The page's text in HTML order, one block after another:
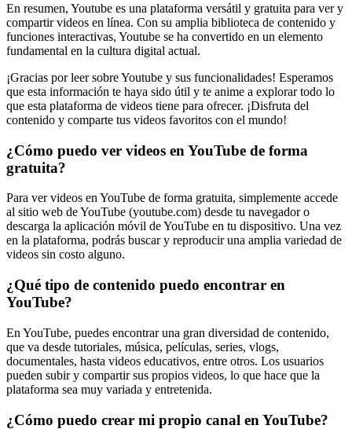
En resumen, Youtube es una plataforma versátil y gratuita para ver y
compartir videos en línea. Con su amplia biblioteca de contenido y
funciones interactivas, Youtube se ha convertido en un elemento
fundamental en la cultura digital actual.
¡Gracias por leer sobre Youtube y sus funcionalidades! Esperamos
que esta información te haya sido útil y te anime a explorar todo lo
que esta plataforma de videos tiene para ofrecer. ¡Disfruta del
contenido y comparte tus videos favoritos con el mundo!
¿Cómo puedo ver videos en YouTube de forma
gratuita?
Para ver videos en YouTube de forma gratuita, simplemente accede
al sitio web de YouTube (youtube.com) desde tu navegador o
descarga la aplicación móvil de YouTube en tu dispositivo. Una vez
en la plataforma, podrás buscar y reproducir una amplia variedad de
videos sin costo alguno.
¿Qué tipo de contenido puedo encontrar en
YouTube?
En YouTube, puedes encontrar una gran diversidad de contenido,
que va desde tutoriales, música, películas, series, vlogs,
documentales, hasta videos educativos, entre otros. Los usuarios
pueden subir y compartir sus propios videos, lo que hace que la
plataforma sea muy variada y entretenida.
¿Cómo puedo crear mi propio canal en YouTube?